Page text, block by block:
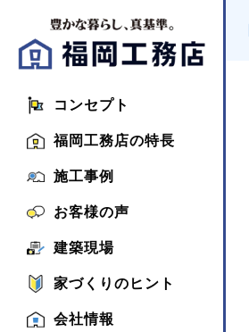
コンセプト
福岡工務店の特長
施工事例
お客様の声
建築現場
家づくりのヒント
会社情報